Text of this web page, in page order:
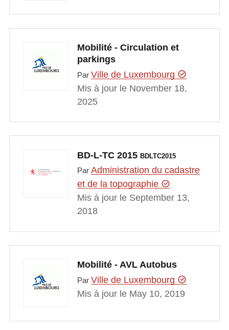
Mobilité - Circulation et
parkings
Par Ville de Luxembourg
Mis à jour le November 18,
2025
BD-L-TC 2015 BDLTC2015
Par Administration du cadastre
et de la topographie
Mis à jour le September 13,
2018
Mobilité - AVL Autobus
Par Ville de Luxembourg
Mis à jour le May 10, 2019